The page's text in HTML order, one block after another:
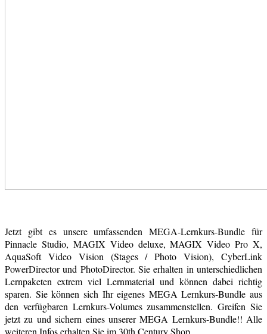
Jetzt gibt es unsere umfassenden MEGA-Lernkurs-Bundle für
Pinnacle Studio, MAGIX Video deluxe, MAGIX Video Pro X,
AquaSoft Video Vision (Stages / Photo Vision), CyberLink
PowerDirector und PhotoDirector. Sie erhalten in unterschiedlichen
Lernpaketen extrem viel Lernmaterial und können dabei richtig
sparen. Sie können sich Ihr eigenes MEGA Lernkurs-Bundle aus
den verfügbaren Lernkurs-Volumes zusammenstellen. Greifen Sie
jetzt zu und sichern eines unserer MEGA Lernkurs-Bundle!! Alle
weiteren Infos erhalten Sie im 30th Century Shop...